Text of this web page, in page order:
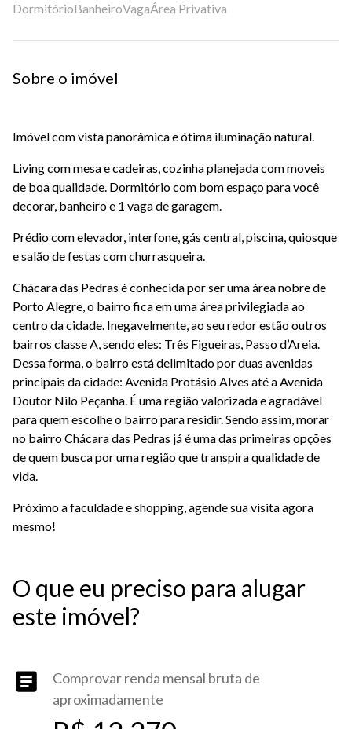
DormitórioBanheiroVagaÁrea Privativa
Sobre o imóvel
Imóvel com vista panorâmica e ótima iluminação natural.
Living com mesa e cadeiras, cozinha planejada com moveis
de boa qualidade. Dormitório com bom espaço para você
decorar, banheiro e 1 vaga de garagem.
Prédio com elevador, interfone, gás central, piscina, quiosque
e salão de festas com churrasqueira.
Chácara das Pedras é conhecida por ser uma área nobre de
Porto Alegre, o bairro fica em uma área privilegiada ao
centro da cidade. Inegavelmente, ao seu redor estão outros
bairros classe A, sendo eles: Três Figueiras, Passo d’Areia.
Dessa forma, o bairro está delimitado por duas avenidas
principais da cidade: Avenida Protásio Alves até a Avenida
Doutor Nilo Peçanha. É uma região valorizada e agradável
para quem escolhe o bairro para residir. Sendo assim, morar
no bairro Chácara das Pedras já é uma das primeiras opções
de quem busca por uma região que transpira qualidade de
vida.
Próximo a faculdade e shopping, agende sua visita agora
mesmo!
O que eu preciso para alugar
este imóvel?
Comprovar renda mensal bruta de
aproximadamente